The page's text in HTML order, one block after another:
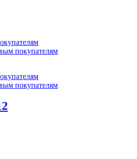
покупателям
покупателям